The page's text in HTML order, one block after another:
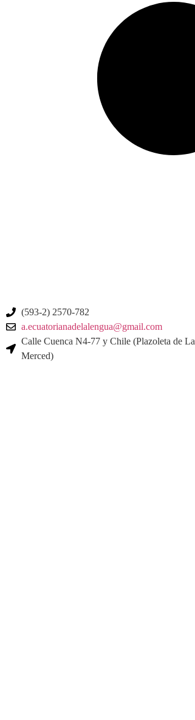
(593-2) 2570-782
a.ecuatorianadelalengua@gmail.com
Calle Cuenca N4-77 y Chile (Plazoleta de La
Merced)